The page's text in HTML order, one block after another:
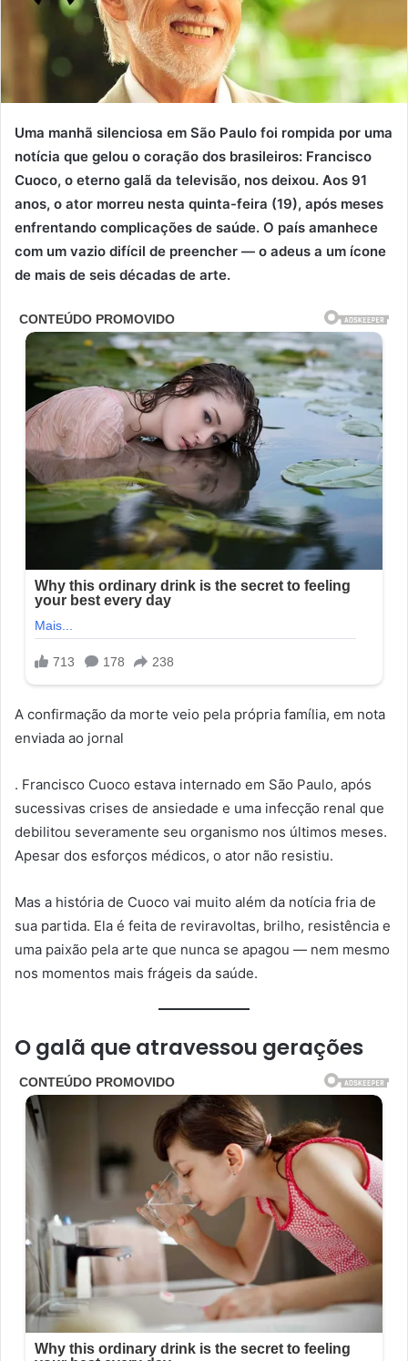
Uma manhã silenciosa em São Paulo foi rompida por uma
notícia que gelou o coração dos brasileiros: Francisco
Cuoco, o eterno galã da televisão, nos deixou. Aos 91
anos, o ator morreu nesta quinta-feira (19), após meses
enfrentando complicações de saúde. O país amanhece
com um vazio difícil de preencher — o adeus a um ícone
de mais de seis décadas de arte.
A confirmação da morte veio pela própria família, em nota
enviada ao jornal
. Francisco Cuoco estava internado em São Paulo, após
sucessivas crises de ansiedade e uma infecção renal que
debilitou severamente seu organismo nos últimos meses.
Apesar dos esforços médicos, o ator não resistiu.
Mas a história de Cuoco vai muito além da notícia fria de
sua partida. Ela é feita de reviravoltas, brilho, resistência e
uma paixão pela arte que nunca se apagou — nem mesmo
nos momentos mais frágeis da saúde.
O galã que atravessou gerações